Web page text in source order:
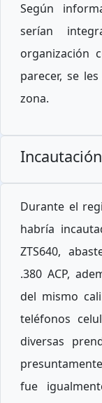
Según
serían
organización
parecer, se
zona.
Durante el
habría
ZTS640,
.380 ACP,
del mismo
teléfonos
diversas
fue